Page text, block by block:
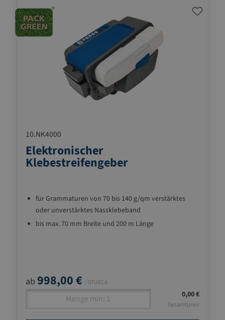
10.NK4000
Elektronischer
Klebestreifengeber
für Grammaturen von 70 bis 140 g/qm verstärktes
oder unverstärktes Nassklebeband
bis max. 70 mm Breite und 200 m Länge
ab 998,00 € / STUECK
0,00 €
Gesamtpreis